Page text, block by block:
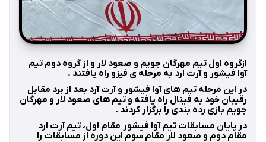
ازگروه اول تیم مهرگان جویم و صعود لار و از گروه دوم تیم
آوا فیشور و آرت ارد به مرحله ی فیزو راه یافتند .
در این مرحله تیم های آوا فیشور و آرت آرد بعد از برد مقابل
رقیبان خود به فینال راه یافته و تیم های صعود لار و مهرگان
جویم بازی رده بندی را برگزار کردند .
در پایان مسابقات تیم آوا فیشور مقام اول، تیم آرت ارد
مقام دوم و صعود لار مقام سوم این دوره از مسابقات را